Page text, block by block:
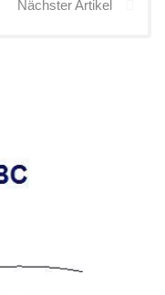
Nächster Artikel